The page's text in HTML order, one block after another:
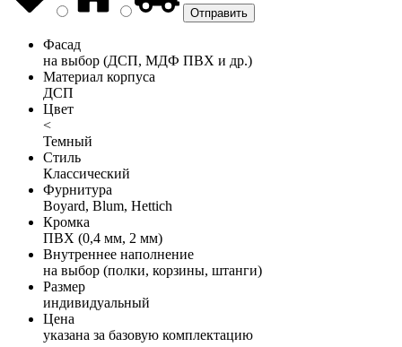
Фасад
на выбор (ДСП, МДФ ПВХ и др.)
Материал корпуса
ДСП
Цвет
<
Темный
Стиль
Классический
Фурнитура
Boyard, Blum, Hettich
Кромка
ПВХ (0,4 мм, 2 мм)
Внутреннее наполнение
на выбор (полки, корзины, штанги)
Размер
индивидуальный
Цена
указана за базовую комплектацию